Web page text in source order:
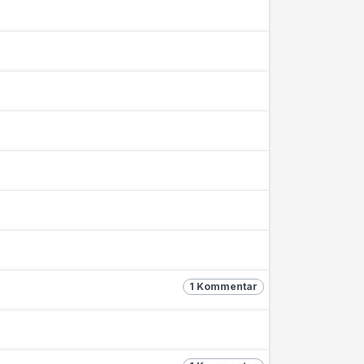
1 Kommentar